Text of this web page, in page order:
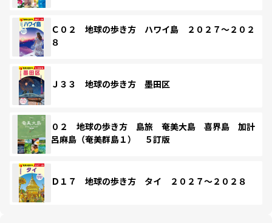
Ｃ０２ 地球の歩き方 ハワイ島 ２０２７～２０２
８
Ｊ３３ 地球の歩き方 墨田区
０２ 地球の歩き方 島旅 奄美大島 喜界島 加計
呂麻島（奄美群島１） ５訂版
Ｄ１７ 地球の歩き方 タイ ２０２７～２０２８